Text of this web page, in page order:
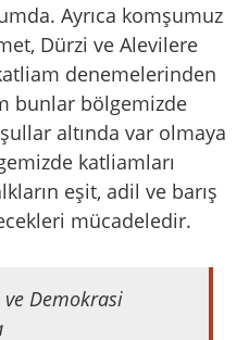
Ayrıca komşumuz
Dürzi ve Alevilere
denemelerinden
bunlar bölgemizde
altında var olmaya
katliamları
eşit, adil ve barış
mücadeledir.
ve Demokrasi